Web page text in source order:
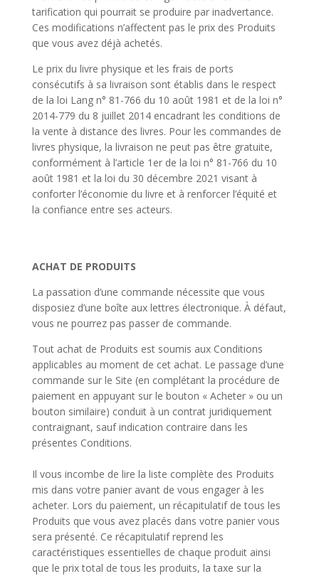
tarification qui pourrait se produire par inadvertance.
Ces modifications n’affectent pas le prix des Produits
que vous avez déjà achetés.
Le prix du livre physique et les frais de ports
consécutifs à sa livraison sont établis dans le respect
de la loi Lang n° 81-766 du 10 août 1981 et de la loi n°
2014-779 du 8 juillet 2014 encadrant les conditions de
la vente à distance des livres. Pour les commandes de
livres physique, la livraison ne peut pas être gratuite,
conformément à l’article 1er de la loi n° 81-766 du 10
août 1981 et la loi du 30 décembre 2021 visant à
conforter l’économie du livre et à renforcer l’équité et
la confiance entre ses acteurs.
ACHAT DE PRODUITS
La passation d’une commande nécessite que vous
disposiez d’une boîte aux lettres électronique. À défaut,
vous ne pourrez pas passer de commande.
Tout achat de Produits est soumis aux Conditions
applicables au moment de cet achat. Le passage d’une
commande sur le Site (en complétant la procédure de
paiement en appuyant sur le bouton « Acheter » ou un
bouton similaire) conduit à un contrat juridiquement
contraignant, sauf indication contraire dans les
présentes Conditions.
Il vous incombe de lire la liste complète des Produits
mis dans votre panier avant de vous engager à les
acheter. Lors du paiement, un récapitulatif de tous les
Produits que vous avez placés dans votre panier vous
sera présenté. Ce récapitulatif reprend les
caractéristiques essentielles de chaque produit ainsi
que le prix total de tous les produits, la taxe sur la